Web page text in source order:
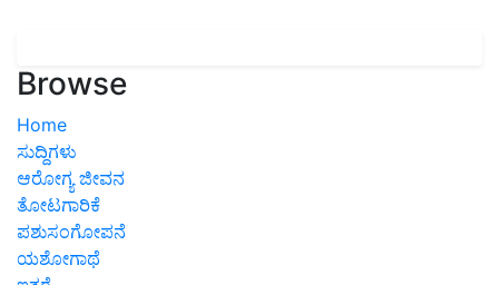
Browse
Home
ಸುದ್ದಿಗಳು
ಆರೋಗ್ಯ ಜೀವನ
ತೋಟಗಾರಿಕೆ
ಪಶುಸಂಗೋಪನೆ
ಯಶೋಗಾಥೆ